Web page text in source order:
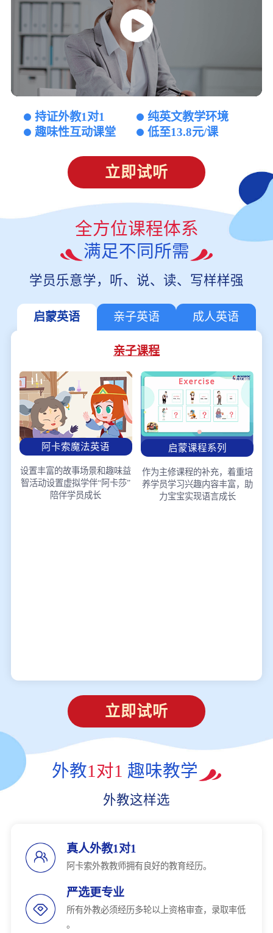
持证外教1对1
纯英文教学环境
趣味性互动课堂
低至13.8元/课
立即试听
全方位课程体系
满足不同所需
学员乐意学，听、说、读、写样样强
启蒙英语 亲子英语 成人英语
亲子课程
阿卡索魔法英语
设置丰富的故事场景和趣味益
智活动设置虚拟学伴“阿卡莎”
陪伴学员成长
启蒙课程系列
作为主修课程的补充，着重培
养学员学习兴趣内容丰富，助
力宝宝实现语言成长
立即试听
外教1对1 趣味教学
外教这样选
真人外教1对1
阿卡索外教教师拥有良好的教育经历。
严选更专业
所有外教必须经历多轮以上资格审查，录取率低
。